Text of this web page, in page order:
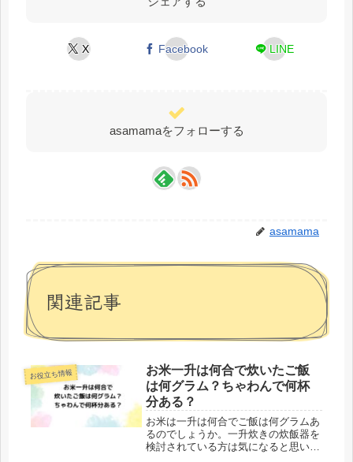
X Facebook LINE
asamamaをフォローする
asamama
関連記事
お役立ち情報
お米一升は何合で炊いたご飯
は何グラム？ちゃわんで何杯
分ある？
お米は一升は何合でご飯は何グラムあ
るのでしょうか。一升炊きの炊飯器を
検討されている方は気になると思いま